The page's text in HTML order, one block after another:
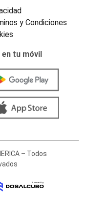
y Condiciones
en tu móvil
– Todos